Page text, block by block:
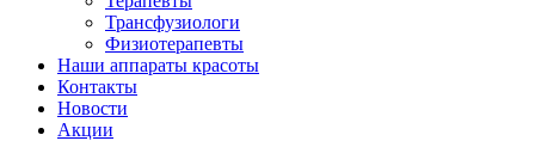
Трансфузиологи
Физиотерапевты
Наши аппараты красоты
Контакты
Новости
Акции